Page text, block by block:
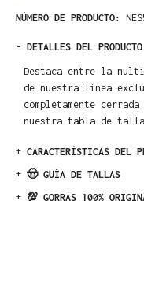
NÚMERO DE PRODUCTO:
- DETALLES DEL PRODUCTO
Destaca entre la
de nuestra línea
completamente
nuestra tabla de
+ CARACTERÍSTICAS DEL
+ 🤠 GUÍA DE TALLAS
+ 💯 GORRAS 100%